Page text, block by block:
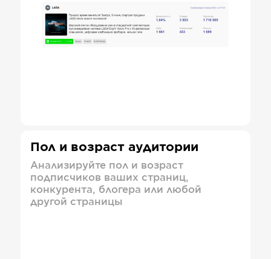
Пол и возраст аудитории
Анализируйте пол и возраст
подписчиков ваших страниц,
конкурента, блогера или любой
другой страницы